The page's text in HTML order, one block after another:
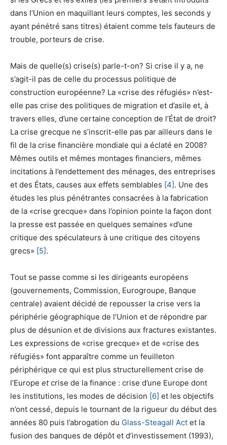
dans l’Union en maquillant leurs comptes, les seconds y
ayant pénétré sans titres) étaient comme tels fauteurs de
trouble, porteurs de crise.
Mais de quelle(s) crise(s) parle-t-on? Si crise il y a, ne
s’agit-il pas de celle du processus politique de
construction européenne? La «crise des réfugiés» n’est-
elle pas crise des politiques de migration et d’asile et, à
travers elles, d’une certaine conception de l’État de droit?
La crise grecque ne s’inscrit-elle pas par ailleurs dans le
fil de la crise financière mondiale qui a éclaté en 2008?
Mêmes outils et mêmes montages financiers, mêmes
incitations à l’endettement des ménages, des entreprises
et des États, causes aux effets semblables [4]. Une des
études les plus pénétrantes consacrées à la fabrication
de la «crise grecque» dans l’opinion pointe la façon dont
la presse est passée en quelques semaines «d’une
critique des spéculateurs à une critique des citoyens
grecs» [5].
Tout se passe comme si les dirigeants européens
(gouvernements, Commission, Eurogroupe, Banque
centrale) avaient décidé de repousser la crise vers la
périphérie géographique de l’Union et de répondre par
plus de désunion et de divisions aux fractures existantes.
Les expressions de «crise grecque» et de «crise des
réfugiés» font apparaître comme un feuilleton
périphérique ce qui est plus structurellement crise de
l’Europe etcrise de la finance : crise d’une Europe dont
les institutions, les modes de décision [6] et les objectifs
n’ont cessé, depuis le tournant de la rigueur du début des
années 80 puis l’abrogation du Glass-Steagall Act et la
fusion des banques de dépôt et d’investissement (1993),